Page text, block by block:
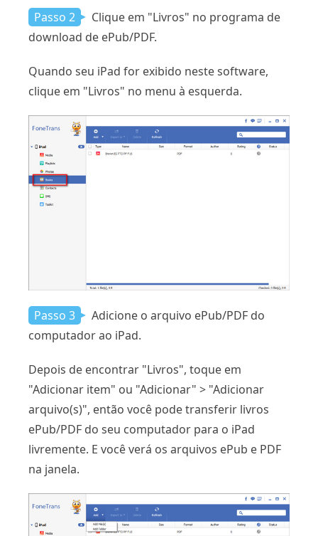
Passo 2
Clique em "Livros" no programa de
download de ePub/PDF.
Quando seu iPad for exibido neste software,
clique em "Livros" no menu à esquerda.
Passo 3
Adicione o arquivo ePub/PDF do
computador ao iPad.
Depois de encontrar "Livros", toque em
"Adicionar item" ou "Adicionar" > "Adicionar
arquivo(s)", então você pode transferir livros
ePub/PDF do seu computador para o iPad
livremente. E você verá os arquivos ePub e PDF
na janela.